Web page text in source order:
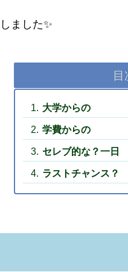
ました✨
目
大学からの
学費からの
セレブ的な？一日
ラストチャンス？